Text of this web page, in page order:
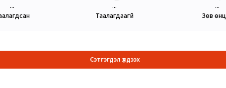
...
...
Таалагдаагүй
...
Зөв
Сэтгэгдэл үлдээх